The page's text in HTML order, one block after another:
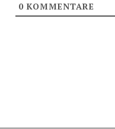
0KOMMENTARE